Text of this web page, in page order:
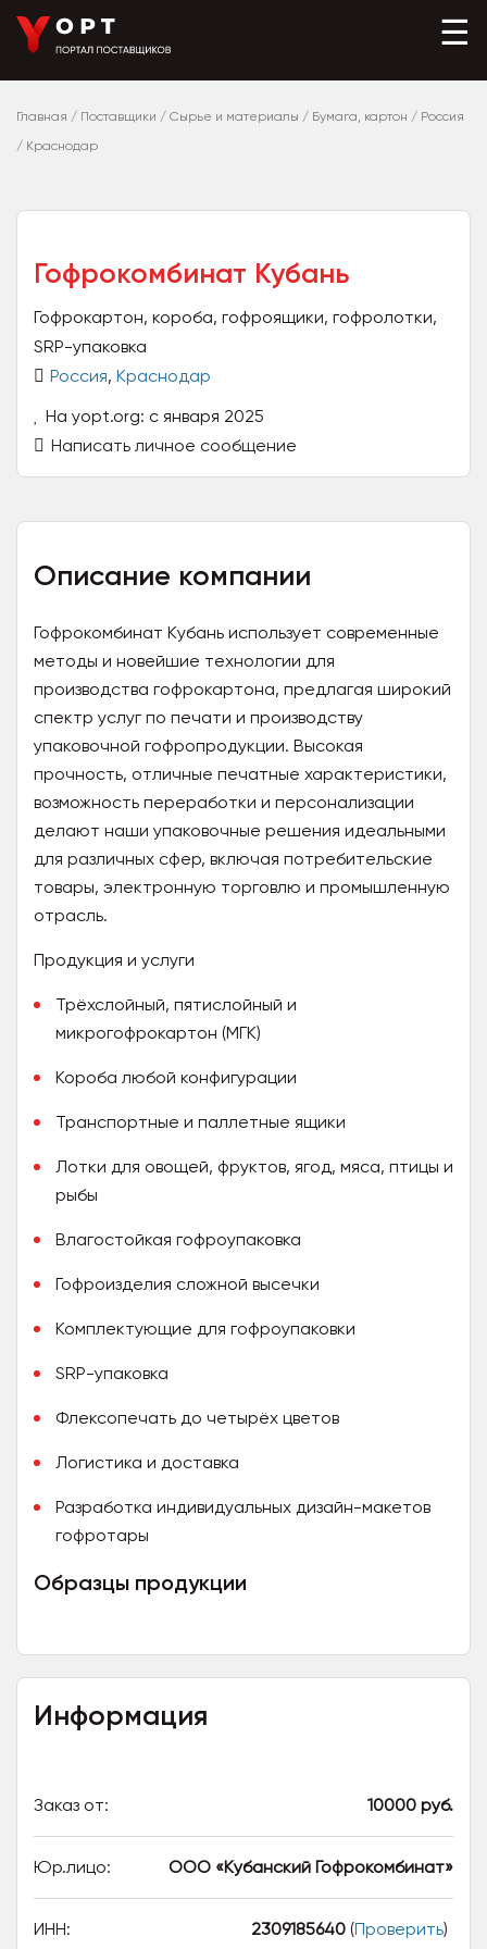
☰
Главная / Поставщики / Сырье и материалы / Бумага, картон / Россия
/ Краснодар
Гофрокомбинат Кубань
Гофрокартон, короба, гофроящики, гофролотки,
SRP-упаковка
Россия, Краснодар
На yopt.org: с января 2025
Написать личное сообщение
Описание компании
Гофрокомбинат Кубань использует современные
методы и новейшие технологии для
производства гофрокартона, предлагая широкий
спектр услуг по печати и производству
упаковочной гофропродукции. Высокая
прочность, отличные печатные характеристики,
возможность переработки и персонализации
делают наши упаковочные решения идеальными
для различных сфер, включая потребительские
товары, электронную торговлю и промышленную
отрасль.
Продукция и услуги
Трёхслойный, пятислойный и
микрогофрокартон (МГК)
Короба любой конфигурации
Транспортные и паллетные ящики
Лотки для овощей, фруктов, ягод, мяса, птицы и
рыбы
Влагостойкая гофроупаковка
Гофроизделия сложной высечки
Комплектующие для гофроупаковки
SRP-упаковка
Флексопечать до четырёх цветов
Логистика и доставка
Разработка индивидуальных дизайн-макетов
гофротары
Образцы продукции
Информация
Заказ от: 10000 руб.
Юр.лицо: ООО «Кубанский Гофрокомбинат»
ИНН: 2309185640 (Проверить)